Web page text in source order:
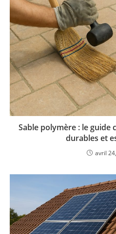
Sable polymère : le
durables et
avril